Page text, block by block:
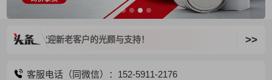
欢迎新老客户的光顾与支持！ >>
客服电话（同微信）：152-5911-2176